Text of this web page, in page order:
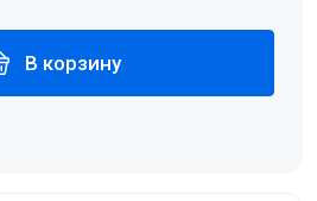
В корзину